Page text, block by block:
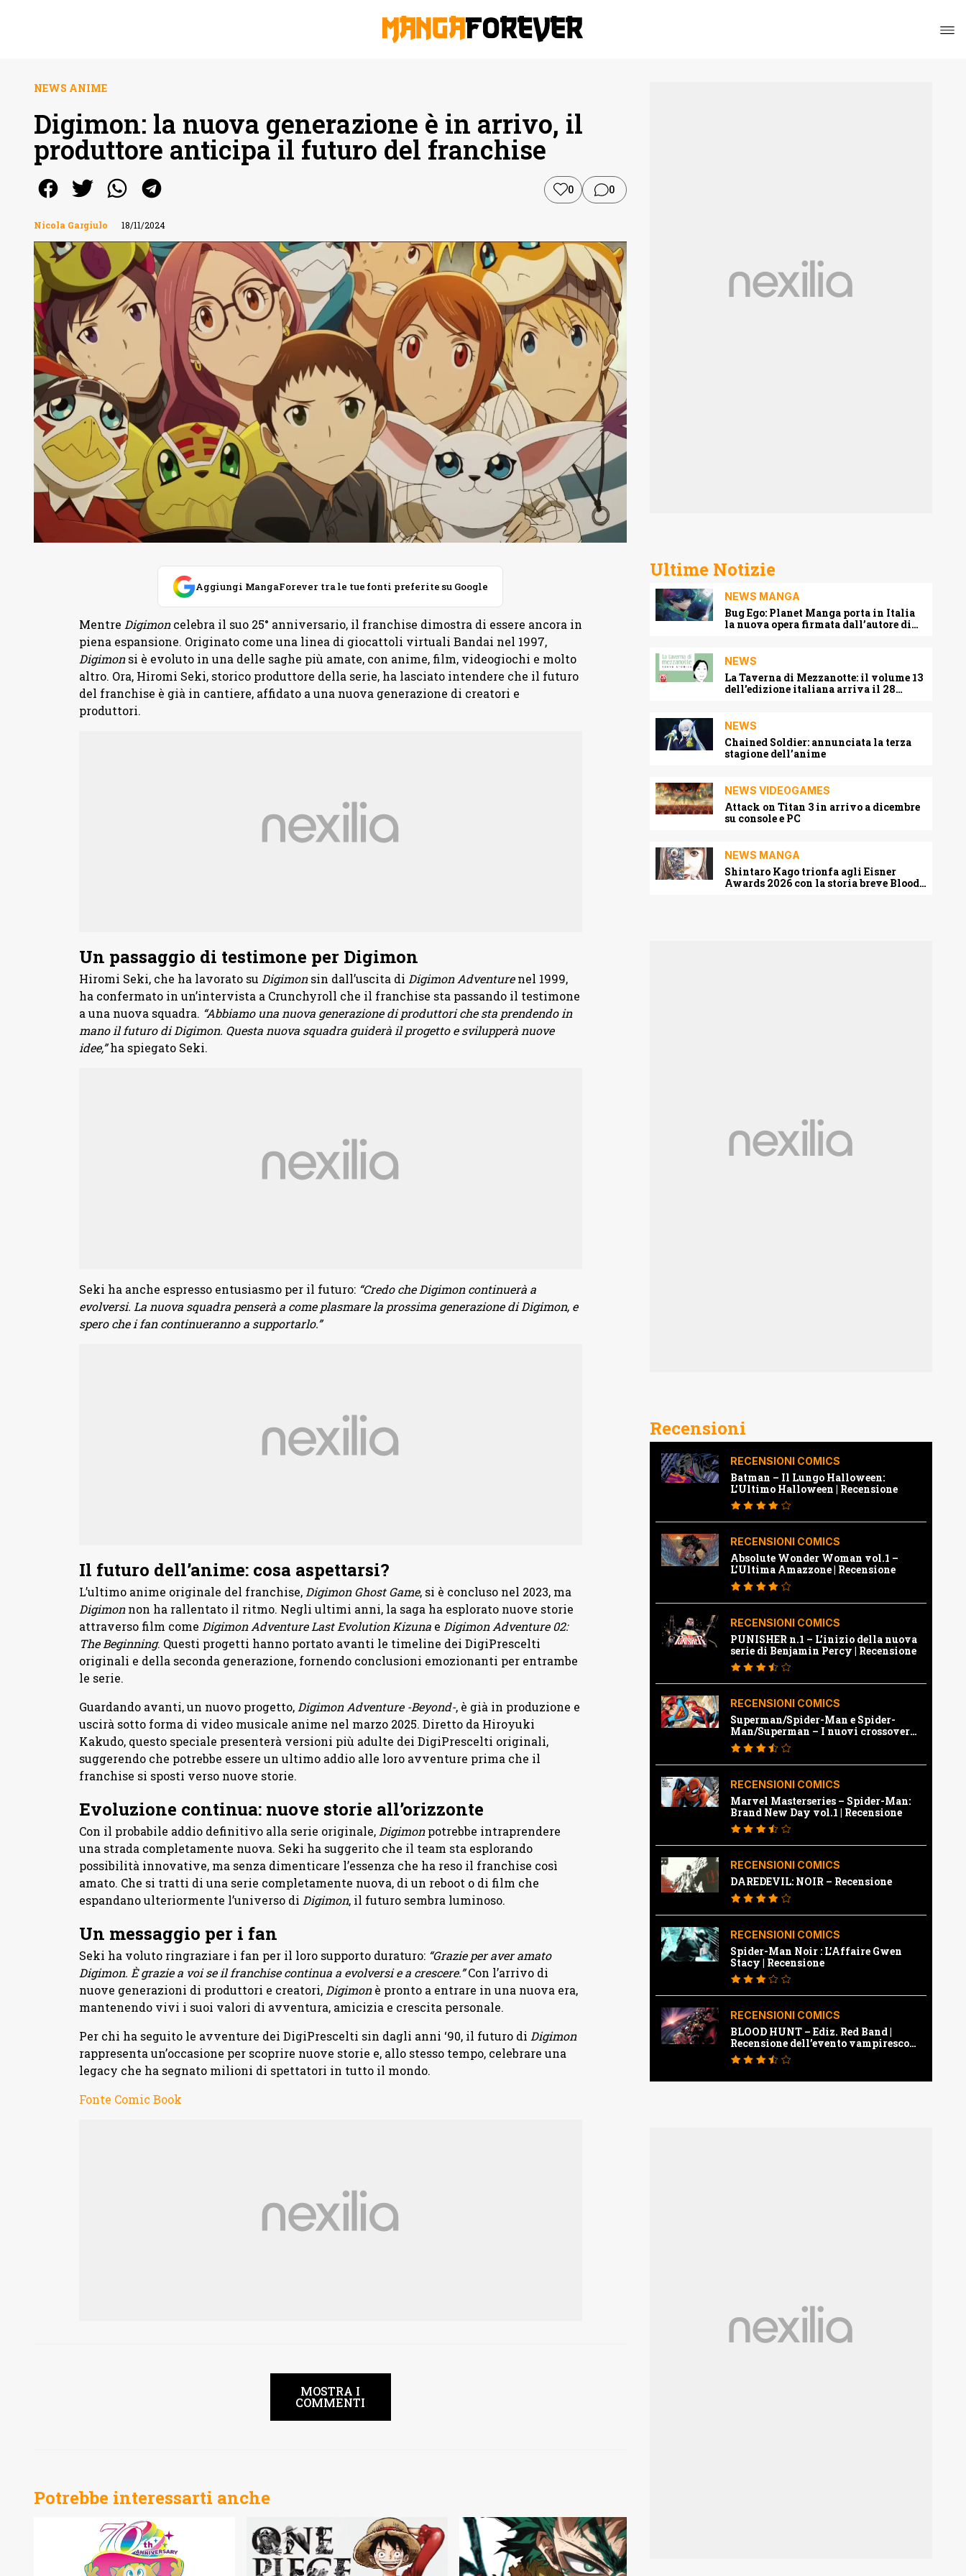
NEWS ANIME
Digimon: la nuova generazione è in arrivo, il
produttore anticipa il futuro del franchise
0 0
Nicola Gargiulo 18/11/2024
Aggiungi MangaForever tra le tue fonti preferite su Google
Mentre Digimoncelebra il suo 25° anniversario, il franchise dimostra di essere ancora in
piena espansione. Originato come una linea di giocattoli virtuali Bandai nel 1997,
Digimonsi è evoluto in una delle saghe più amate, con anime, film, videogiochi e molto
altro. Ora, Hiromi Seki, storico produttore della serie, ha lasciato intendere che il futuro
del franchise è già in cantiere, affidato a una nuova generazione di creatori e
produttori.
Un passaggio di testimone per Digimon
Hiromi Seki, che ha lavorato su Digimonsin dall’uscita di Digimon Adventurenel 1999,
ha confermato in un’intervista a Crunchyroll che il franchise sta passando il testimone
a una nuova squadra. “Abbiamo una nuova generazione di produttori che sta prendendo in
mano il futuro di Digimon. Questa nuova squadra guiderà il progetto e svilupperà nuove
idee,”ha spiegato Seki.
Seki ha anche espresso entusiasmo per il futuro: “Credo che Digimon continuerà a
evolversi. La nuova squadra penserà a come plasmare la prossima generazione di Digimon, e
spero che i fan continueranno a supportarlo.”
Il futuro dell’anime: cosa aspettarsi?
L’ultimo anime originale del franchise, Digimon Ghost Game, si è concluso nel 2023, ma
Digimonnon ha rallentato il ritmo. Negli ultimi anni, la saga ha esplorato nuove storie
attraverso film come Digimon Adventure Last Evolution Kizunae Digimon Adventure 02:
The Beginning. Questi progetti hanno portato avanti le timeline dei DigiPrescelti
originali e della seconda generazione, fornendo conclusioni emozionanti per entrambe
le serie.
Guardando avanti, un nuovo progetto, Digimon Adventure -Beyond-, è già in produzione e
uscirà sotto forma di video musicale anime nel marzo 2025. Diretto da Hiroyuki
Kakudo, questo speciale presenterà versioni più adulte dei DigiPrescelti originali,
suggerendo che potrebbe essere un ultimo addio alle loro avventure prima che il
franchise si sposti verso nuove storie.
Evoluzione continua: nuove storie all’orizzonte
Con il probabile addio definitivo alla serie originale, Digimonpotrebbe intraprendere
una strada completamente nuova. Seki ha suggerito che il team sta esplorando
possibilità innovative, ma senza dimenticare l’essenza che ha reso il franchise così
amato. Che si tratti di una serie completamente nuova, di un reboot o di film che
espandano ulteriormente l’universo di Digimon, il futuro sembra luminoso.
Un messaggio per i fan
Seki ha voluto ringraziare i fan per il loro supporto duraturo: “Grazie per aver amato
Digimon. È grazie a voi se il franchise continua a evolversi e a crescere.”Con l’arrivo di
nuove generazioni di produttori e creatori, Digimonè pronto a entrare in una nuova era,
mantenendo vivi i suoi valori di avventura, amicizia e crescita personale.
Per chi ha seguito le avventure dei DigiPrescelti sin dagli anni ‘90, il futuro di Digimon
rappresenta un’occasione per scoprire nuove storie e, allo stesso tempo, celebrare una
legacy che ha segnato milioni di spettatori in tutto il mondo.
Fonte Comic Book
MOSTRA I
COMMENTI
Potrebbe interessarti anche
Ultime Notizie
NEWS MANGA
Bug Ego: Planet Manga porta in Italia
la nuova opera firmata dall’autore di
NEWS
La Taverna di Mezzanotte: il volume 13
dell’edizione italiana arriva il 28
NEWS
Chained Soldier: annunciata la terza
stagione dell’anime
NEWS VIDEOGAMES
Attack on Titan 3 in arrivo a dicembre
su console e PC
NEWS MANGA
Shintaro Kago trionfa agli Eisner
Awards 2026 con la storia breve Blood
Recensioni
RECENSIONI COMICS
Batman – Il Lungo Halloween:
L’Ultimo Halloween | Recensione
RECENSIONI COMICS
Absolute Wonder Woman vol.1 –
L’Ultima Amazzone | Recensione
RECENSIONI COMICS
PUNISHER n.1 – L’inizio della nuova
serie di Benjamin Percy | Recensione
RECENSIONI COMICS
Superman/Spider-Man e Spider-
Man/Superman – I nuovi crossover
Marvel e Dc | Recensione
RECENSIONI COMICS
Marvel Masterseries – Spider-Man:
Brand New Day vol.1 | Recensione
RECENSIONI COMICS
DAREDEVIL: NOIR – Recensione
RECENSIONI COMICS
Spider-Man Noir : L’Affaire Gwen
Stacy | Recensione
RECENSIONI COMICS
BLOOD HUNT – Ediz. Red Band |
Recensione dell’evento vampiresco
della Marvel